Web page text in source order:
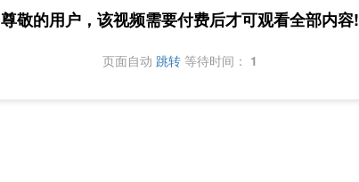
尊敬的用户，该视频需要付费后才可观看全部内容!
页面自动 跳转 等待时间： 1